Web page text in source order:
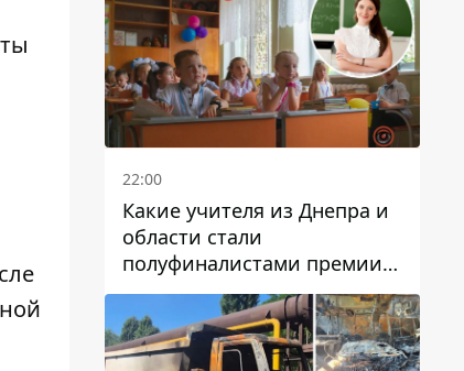
22:00
Какие учителя из Днепра и
области стали
полуфиналистами премии
Global Teacher Prize Ukraine
2026